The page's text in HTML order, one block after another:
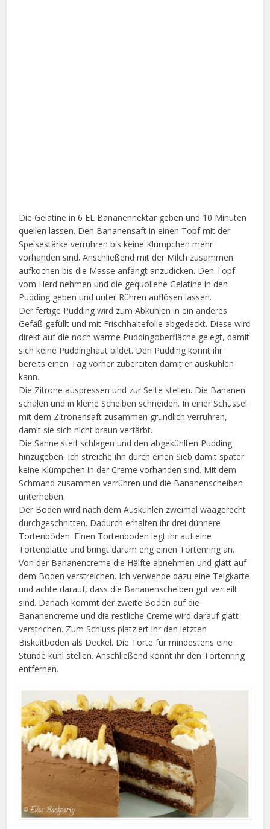
Die Gelatine in 6 EL Bananennektar geben und 10 Minuten
quellen lassen. Den Bananensaft in einen Topf mit der
Speisestärke verrühren bis keine Klümpchen mehr
vorhanden sind. Anschließend mit der Milch zusammen
aufkochen bis die Masse anfängt anzudicken. Den Topf
vom Herd nehmen und die gequollene Gelatine in den
Pudding geben und unter Rühren auflösen lassen.
Der fertige Pudding wird zum Abkühlen in ein anderes
Gefäß gefüllt und mit Frischhaltefolie abgedeckt. Diese wird
direkt auf die noch warme Puddingoberfläche gelegt, damit
sich keine Puddinghaut bildet. Den Pudding könnt ihr
bereits einen Tag vorher zubereiten damit er auskühlen
kann.
Die Zitrone auspressen und zur Seite stellen. Die Bananen
schälen und in kleine Scheiben schneiden. In einer Schüssel
mit dem Zitronensaft zusammen gründlich verrühren,
damit sie sich nicht braun verfärbt.
Die Sahne steif schlagen und den abgekühlten Pudding
hinzugeben. Ich streiche ihn durch einen Sieb damit später
keine Klümpchen in der Creme vorhanden sind. Mit dem
Schmand zusammen verrühren und die Bananenscheiben
unterheben.
Der Boden wird nach dem Auskühlen zweimal waagerecht
durchgeschnitten. Dadurch erhalten ihr drei dünnere
Tortenböden. Einen Tortenboden legt ihr auf eine
Tortenplatte und bringt darum eng einen Tortenring an.
Von der Bananencreme die Hälfte abnehmen und glatt auf
dem Boden verstreichen. Ich verwende dazu eine Teigkarte
und achte darauf, dass die Bananenscheiben gut verteilt
sind. Danach kommt der zweite Boden auf die
Bananencreme und die restliche Creme wird darauf glatt
verstrichen. Zum Schluss platziert ihr den letzten
Biskuitboden als Deckel. Die Torte für mindestens eine
Stunde kühl stellen. Anschließend könnt ihr den Tortenring
entfernen.